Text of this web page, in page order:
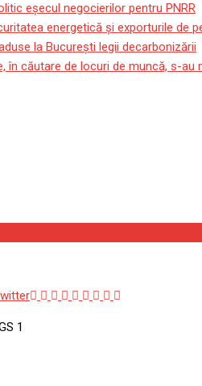
eșecul negocierilor pentru PNRR
energetică și exporturile de
la București legii decarbonizării
în căutare de locuri de muncă, s-
Google+
LinkedIn
Whatsapp
StumbleUpon
Tumblr
Pinterest
Reddit
Share
1